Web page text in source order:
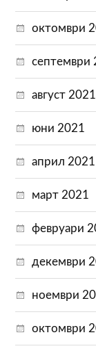
октомври
септември
август 2021
юни 2021
април 2021
март 2021
февруари
декември
ноември
октомври